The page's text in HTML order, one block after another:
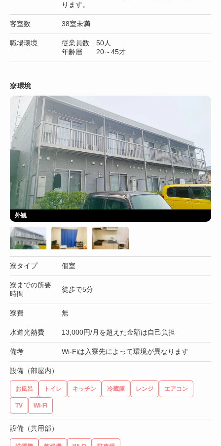
ります。
客室数 38室未満
職場環境
従業員数 50人
年齢層 20～45才
寮環境
外観
寮タイプ 個室
寮までの所要
時間
徒歩で5分
寮費 無
水道光熱費 13,000円/月を超えた金額は自己負担
備考 Wi-Fiは入寮先によって環境が異なります
設備（部屋内）
お風呂 トイレ キッチン 冷蔵庫 レンジ エアコン
TV Wi-Fi
設備（共用部）